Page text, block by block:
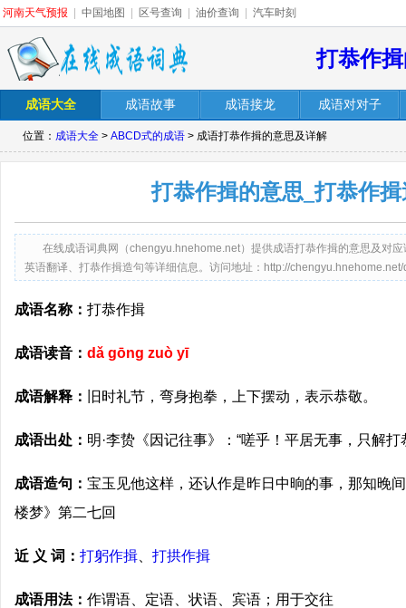
河南天气预报 中国地图 区号查询 油价查询 汽车时刻
打恭作
成语大全 成语故事 成语接龙 成语对对子
位置： 成语大全 > ABCD式的成语 > 成语打恭作揖的意思及详解
打恭作揖的意思_打恭作
在线成语词典网（chengyu.hnehome.net）提供成语打恭作揖的意思及对
英语翻译、打恭作揖造句等详细信息。访问地址：http://chengyu.hnehome.net/
成语名称： 打恭作揖
成语读音： dǎ gōng zuò yī
成语解释： 旧时礼节，弯身抱拳，上下摆动，表示恭敬。
成语出处： 明·李贽《因记往事》：“嗟乎！平居无事，只解
成语造句： 宝玉见他这样，还认作是昨日中晌的事，那知晚
楼梦》第二七回
近 义 词： 打躬作揖 打拱作揖
成语用法： 作谓语、定语、状语、宾语；用于交往